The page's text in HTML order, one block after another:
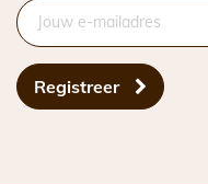
Registreer